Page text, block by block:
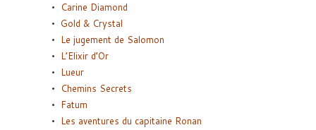
Carine Diamond
Gold & Crystal
Le jugement de Salomon
L’Elixir d’Or
Lueur
Chemins Secrets
Fatum
Les aventures du capitaine Ronan